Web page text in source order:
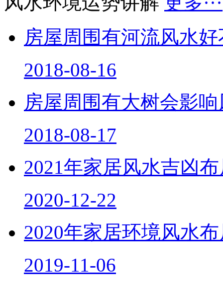
房屋周围有河流风水
2018-08-16
房屋周围有大树会影
2018-08-17
2021年家居风水吉凶
2020-12-22
2020年家居环境风水
2019-11-06